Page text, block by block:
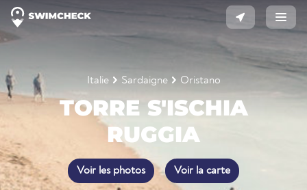
Italie Sardaigne Oristano
TORRE S'ISCHIA
RUGGIA
Voir les photos Voir la carte